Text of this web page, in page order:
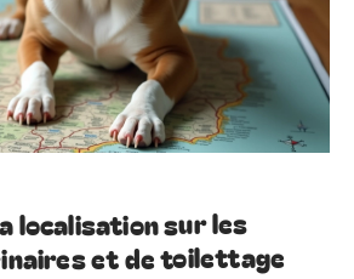
localisation sur les
et de toilettage